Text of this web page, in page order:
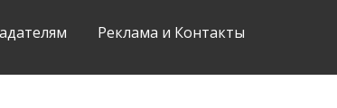
Реклама и Контакты